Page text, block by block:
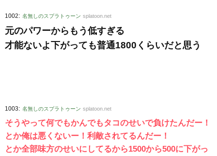
1002: 名無しのスプラトゥーン splatoon.net
元のパワーからもう低すぎる
才能ないよ下がっても普通1800くらいだと思う
1003: 名無しのスプラトゥーン splatoon.net
そうやって何でもかんでもタコのせいで負けたんだー！
とか俺は悪くないー！利敵されてるんだー！
とか全部味方のせいにしてるから1500から500に下がっ